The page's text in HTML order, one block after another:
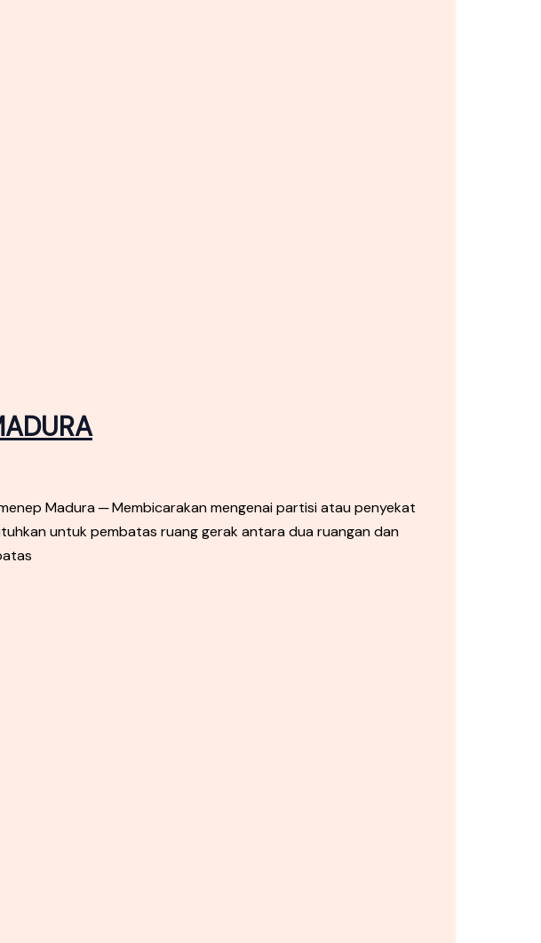
Madura ─ Membicarakan mengenai partisi atau penyekat
untuk pembatas ruang gerak antara dua ruangan dan